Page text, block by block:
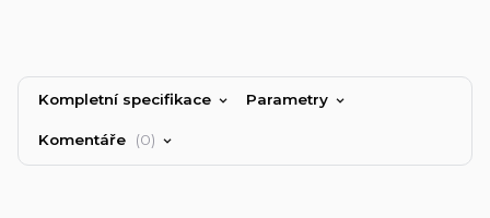
Kompletní specifikace Parametry
Komentáře 0